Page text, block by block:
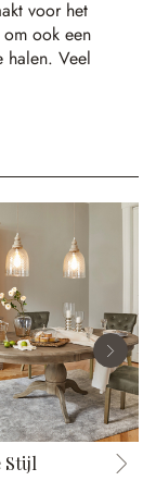
voor het
ook een
halen. Veel
Stijl